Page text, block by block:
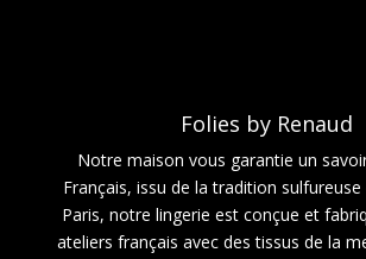
Folies by Renaud
Notre maison vous garantie un
Français, issu de la tradition
Paris, notre lingerie est conçue et
ateliers français avec des tissus de la